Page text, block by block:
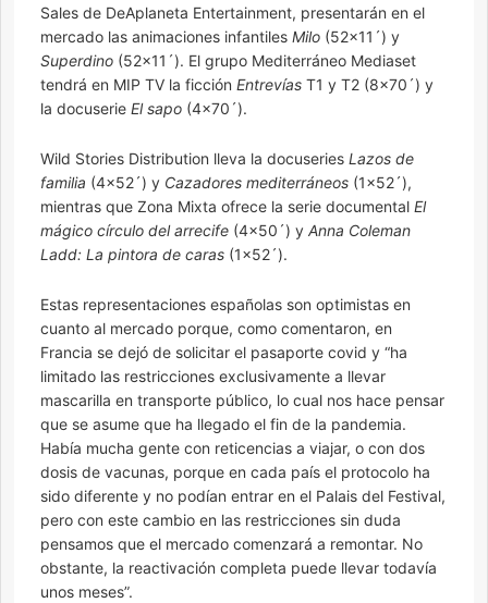
Sales de DeAplaneta Entertainment, presentarán en el
mercado las animaciones infantiles Milo (52×11´) y
Superdino (52×11´). El grupo Mediterráneo Mediaset
tendrá en MIP TV la ficción Entrevías T1 y T2 (8×70´) y
la docuserie El sapo (4×70´).
Wild Stories Distribution lleva la docuseries Lazos de
familia (4×52´) y Cazadores mediterráneos (1×52´),
mientras que Zona Mixta ofrece la serie documental El
mágico círculo del arrecife (4×50´) y Anna Coleman
Ladd: La pintora de caras (1×52´).
Estas representaciones españolas son optimistas en
cuanto al mercado porque, como comentaron, en
Francia se dejó de solicitar el pasaporte covid y “ha
limitado las restricciones exclusivamente a llevar
mascarilla en transporte público, lo cual nos hace pensar
que se asume que ha llegado el fin de la pandemia.
Había mucha gente con reticencias a viajar, o con dos
dosis de vacunas, porque en cada país el protocolo ha
sido diferente y no podían entrar en el Palais del Festival,
pero con este cambio en las restricciones sin duda
pensamos que el mercado comenzará a remontar. No
obstante, la reactivación completa puede llevar todavía
unos meses”.